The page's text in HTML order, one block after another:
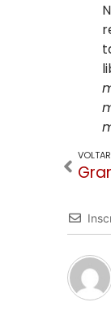
VOLTAR